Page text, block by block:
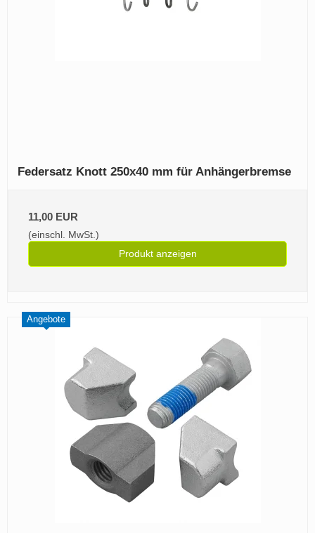
Federsatz Knott 250x40 mm für Anhängerbremse
11,00 EUR
(einschl. MwSt.)
Produkt anzeigen
Angebote